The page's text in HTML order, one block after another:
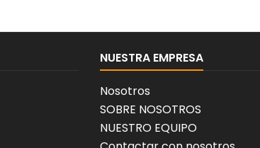
NUESTRA EMPRESA
Nosotros
SOBRE NOSOTROS
NUESTRO EQUIPO